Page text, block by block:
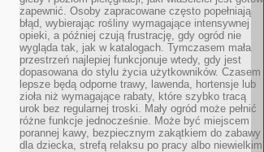
zapewnić. Osoby zapracowane często popełniają
błąd, wybierając rośliny wymagające intensywnej
opieki, a później czują frustrację, gdy ogród nie
wygląda tak, jak w katalogach. Tymczasem mała
przestrzeń najlepiej funkcjonuje wtedy, gdy jest
dopasowana do stylu życia użytkowników. Czasem
lepsze będą odporne trawy, lawenda, hortensje lub
zioła niż wymagające rabaty, które szybko tracą
urok bez regularnej troski. Mały ogród może pełnić
różne funkcje jednocześnie. Może być miejscem
porannej kawy, bezpiecznym zakątkiem do zabawy
dla dziecka, strefą relaksu po pracy albo niewielkim